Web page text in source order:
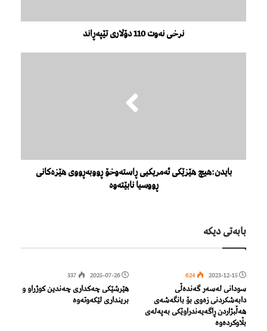
نرخی نەوت 110 دۆلاری تێپەڕاند
بایدن:هیچ هێزێکی ئەمریکیی ڕاستەوخۆ ڕووبەڕووی هێزەکانی
ڕووسیا نابێتەوە
بابەتی دیكە
2023-12-15
624
سودانی لەسەر گەندەڵی
دابەشکردنی زەوی بۆ بانگەشەی
ھەڵبژاردن ڕاگەیەندراوێکی بەپەلەی
بڵاوکردەوە
2025-07-26
337
هێرشێکی چەکداری چەندین کوژراو و
برینداری لێکەوتەوە